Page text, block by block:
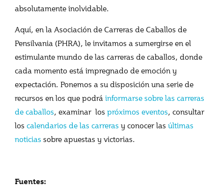
absolutamente inolvidable.
Aquí, en la Asociación de Carreras de Caballos de
Pensilvania (PHRA), le invitamos a sumergirse en el
estimulante mundo de las carreras de caballos, donde
cada momento está impregnado de emoción y
expectación. Ponemos a su disposición una serie de
recursos en los que podrá informarse sobre las carreras
de caballos, examinar los próximos eventos, consultar
los calendarios de las carreras y conocer las últimas
noticias sobre apuestas y victorias.
Fuentes: